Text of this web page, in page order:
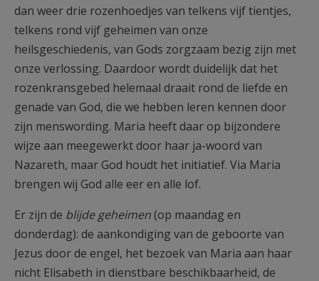
dan weer drie rozenhoedjes van telkens vijf tientjes,
telkens rond vijf geheimen van onze
heilsgeschiedenis, van Gods zorgzaam bezig zijn met
onze verlossing. Daardoor wordt duidelijk dat het
rozenkransgebed helemaal draait rond de liefde en
genade van God, die we hebben leren kennen door
zijn menswording. Maria heeft daar op bijzondere
wijze aan meegewerkt door haar ja-woord van
Nazareth, maar God houdt het initiatief. Via Maria
brengen wij God alle eer en alle lof.
Er zijn de blijde geheimen (op maandag en
donderdag): de aankondiging van de geboorte van
Jezus door de engel, het bezoek van Maria aan haar
nicht Elisabeth in dienstbare beschikbaarheid, de